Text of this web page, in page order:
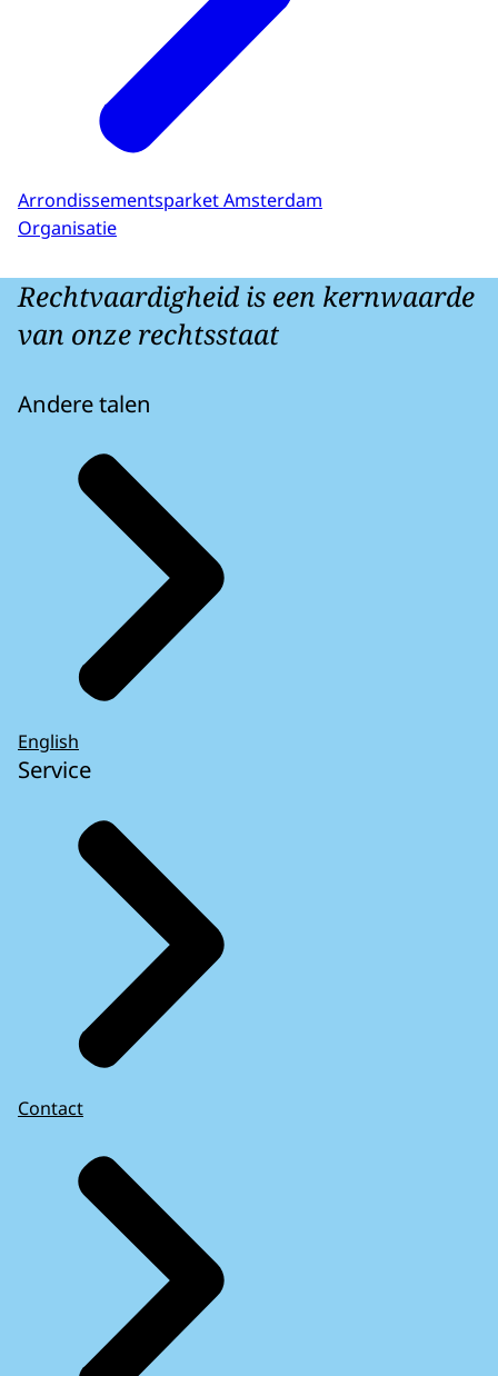
Arrondissementsparket Amsterdam
Organisatie
Rechtvaardigheid is een kernwaarde
van onze rechtsstaat
Andere talen
English
Service
Contact